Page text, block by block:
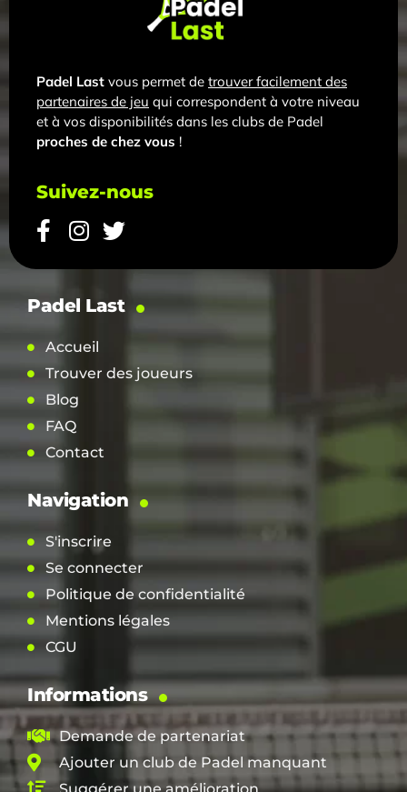
Padel Last vous permet de trouver facilement des
partenaires de jeu qui correspondent à votre niveau
et à vos disponibilités dans les clubs de Padel
proches de chez vous !
Suivez-nous
Padel Last
Accueil
Trouver des joueurs
Blog
FAQ
Contact
Navigation
S'inscrire
Se connecter
Politique de confidentialité
Mentions légales
CGU
Informations
Demande de partenariat
Ajouter un club de Padel manquant